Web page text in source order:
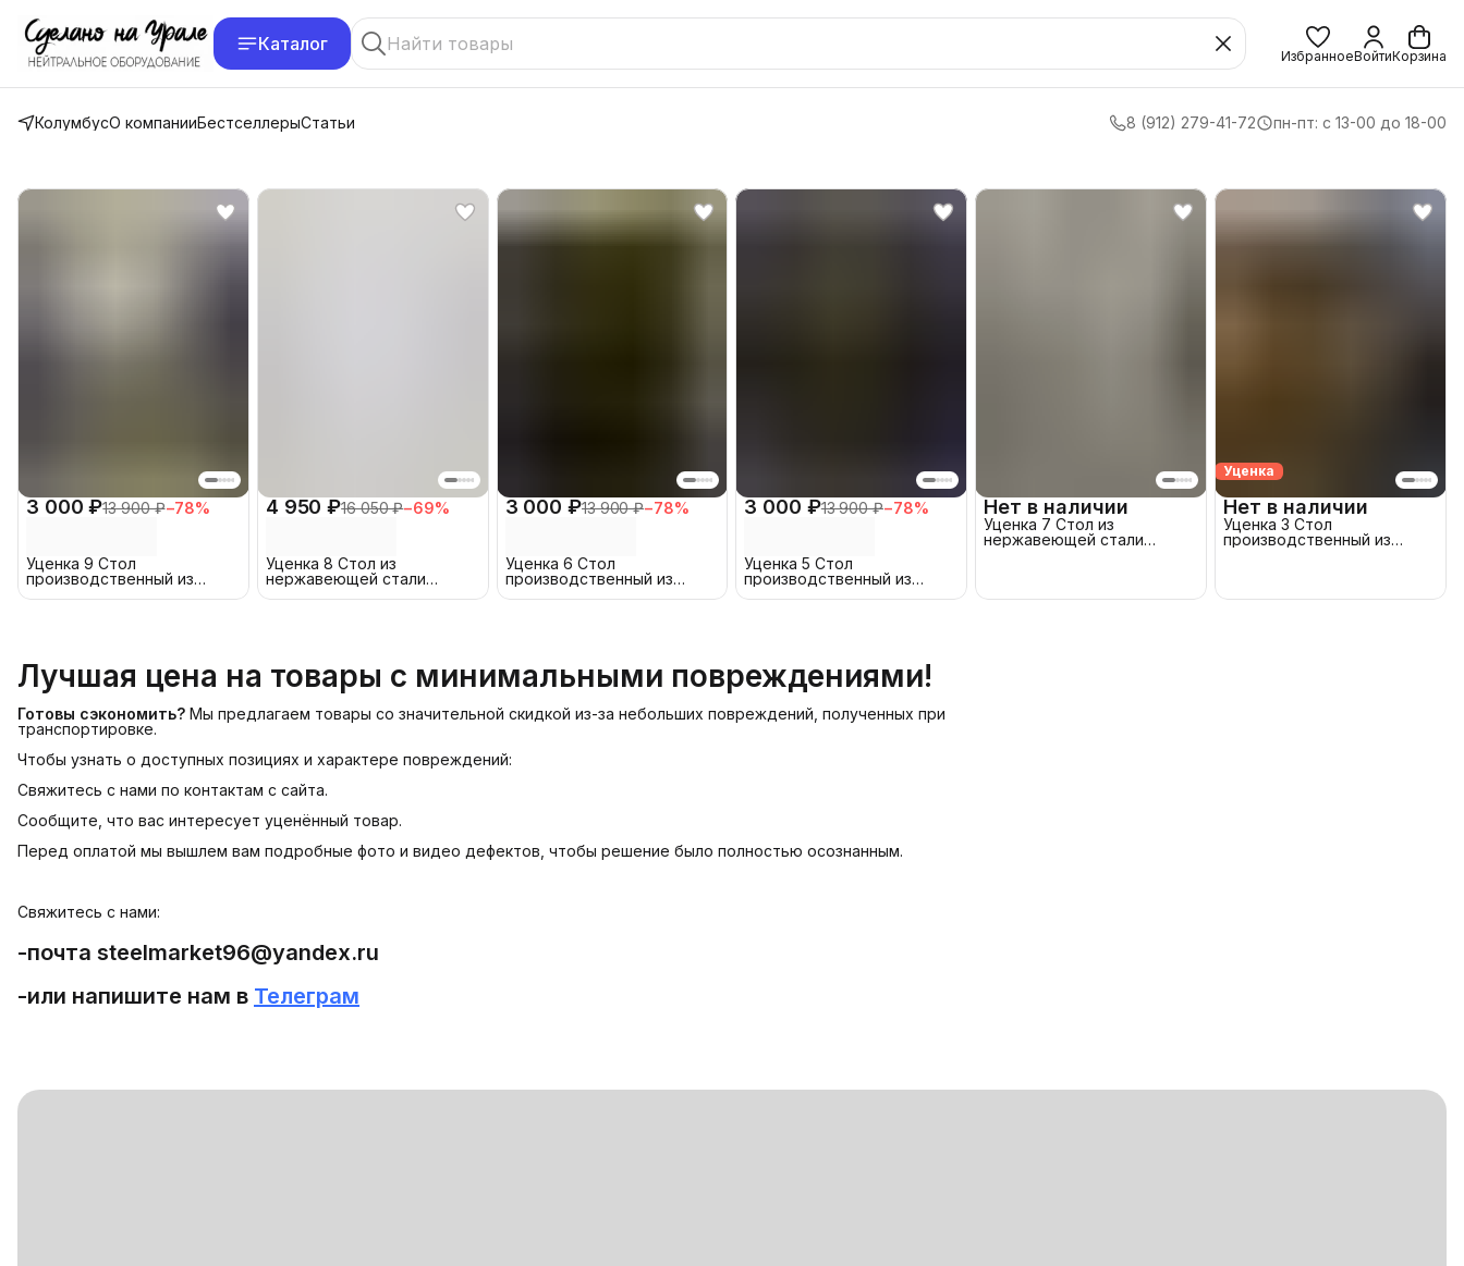
Каталог
ИзбранноеВойтиКорзина
КолумбусО компанииБестселлерыСтатьи 8 (912) 279-41-72 пн-пт: с 13-00 до 18-00
3 000 ₽13 900 ₽−78%
Уценка 9 Стол
производственный из
4 950 ₽16 050 ₽−69%
Уценка 8 Стол из
нержавеющей стали
3 000 ₽13 900 ₽−78%
Уценка 6 Стол
производственный из
3 000 ₽13 900 ₽−78%
Уценка 5 Стол
производственный из
Нет в наличии
Уценка 7 Стол из
нержавеющей стали
Уценка
Нет в наличии
Уценка 3 Стол
производственный из
Лучшая цена на товары с минимальными повреждениями!
Готовы сэкономить? Мы предлагаем товары со значительной скидкой из-за небольших повреждений, полученных при
транспортировке.
Чтобы узнать о доступных позициях и характере повреждений:
Свяжитесь с нами по контактам с сайта.
Сообщите, что вас интересует уценённый товар.
Перед оплатой мы вышлем вам подробные фото и видео дефектов, чтобы решение было полностью осознанным.
Свяжитесь с нами:
-почта steelmarket96@yandex.ru
-или напишите нам в Телеграм